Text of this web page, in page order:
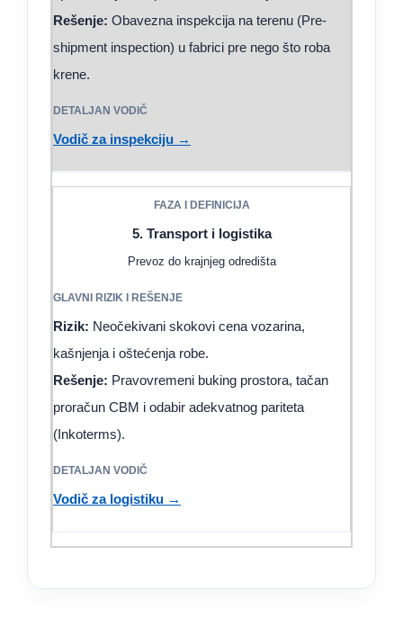
Rešenje: Obavezna inspekcija na terenu (Pre-
shipment inspection) u fabrici pre nego što roba
krene.
Vodič za inspekciju →
5. Transport i logistika
Prevoz do krajnjeg odredišta
Rizik: Neočekivani skokovi cena vozarina,
kašnjenja i oštećenja robe.
Rešenje: Pravovremeni buking prostora, tačan
proračun CBM i odabir adekvatnog pariteta
(Inkoterms).
Vodič za logistiku →